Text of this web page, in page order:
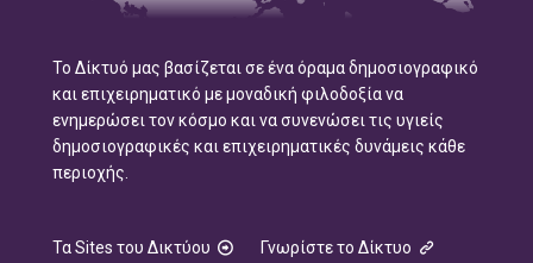
Το Δίκτυό μας βασίζεται σε ένα όραμα δημοσιογραφικό
και επιχειρηματικό με μοναδική φιλοδοξία να
ενημερώσει τον κόσμο και να συνενώσει τις υγιείς
δημοσιογραφικές και επιχειρηματικές δυνάμεις κάθε
περιοχής.
Τα Sites του Δικτύου Γνωρίστε το Δίκτυο